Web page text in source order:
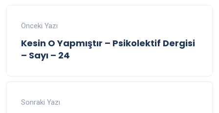
Önceki Yazı
Kesin O Yapmıştır – Psikolektif Dergisi
– Sayı – 24
Sonraki Yazı